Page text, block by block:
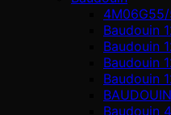
Baudouin
Baudouin
Baudouin
Baudouin
Baudouin